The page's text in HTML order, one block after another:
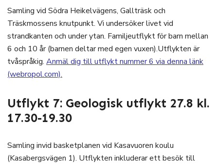
Samling vid Södra Heikelvägens, Gallträsk och
Träskmossens knutpunkt. Vi undersöker livet vid
strandkanten och under ytan. Familjeutflykt för barn mellan
6 och 10 år (barnen deltar med egen vuxen).Utflykten är
tvåspråkig. Anmäl dig till utflykt nummer 6 via denna länk
(webropol.com).
Utflykt 7: Geologisk utflykt 27.8 kl.
17.30-19.30
Samling invid basketplanen vid Kasavuoren koulu
(Kasabergsvägen 1). Utflykten inkluderar ett besök till